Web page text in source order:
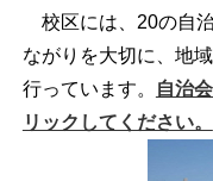
校区には、20の自
ながりを大切に、地
行っています。
自治
リックしてください。